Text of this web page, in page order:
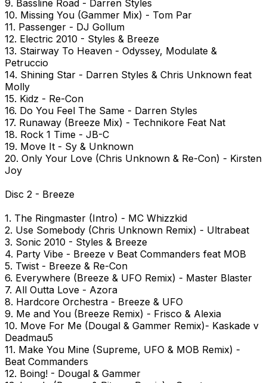
9. Bassline Road - Darren Styles
10. Missing You (Gammer Mix) - Tom Par
11. Passenger - DJ Gollum
12. Electric 2010 - Styles & Breeze
13. Stairway To Heaven - Odyssey, Modulate &
Petruccio
14. Shining Star - Darren Styles & Chris Unknown feat
Molly
15. Kidz - Re-Con
16. Do You Feel The Same - Darren Styles
17. Runaway (Breeze Mix) - Technikore Feat Nat
18. Rock 1 Time - JB-C
19. Move It - Sy & Unknown
20. Only Your Love (Chris Unknown & Re-Con) - Kirsten
Joy
Disc 2 - Breeze
1. The Ringmaster (Intro) - MC Whizzkid
2. Use Somebody (Chris Unknown Remix) - Ultrabeat
3. Sonic 2010 - Styles & Breeze
4. Party Vibe - Breeze v Beat Commanders feat MOB
5. Twist - Breeze & Re-Con
6. Everywhere (Breeze & UFO Remix) - Master Blaster
7. All Outta Love - Azora
8. Hardcore Orchestra - Breeze & UFO
9. Me and You (Breeze Remix) - Frisco & Alexia
10. Move For Me (Dougal & Gammer Remix)- Kaskade v
Deadmau5
11. Make You Mine (Supreme, UFO & MOB Remix) -
Beat Commanders
12. Boing! - Dougal & Gammer